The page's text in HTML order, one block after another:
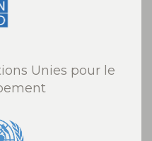
Unies pour le